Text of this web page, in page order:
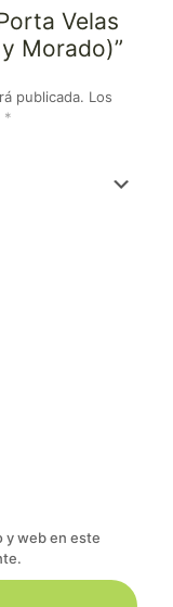
Velas
Morado)”
publicada. Los
*
y web en este